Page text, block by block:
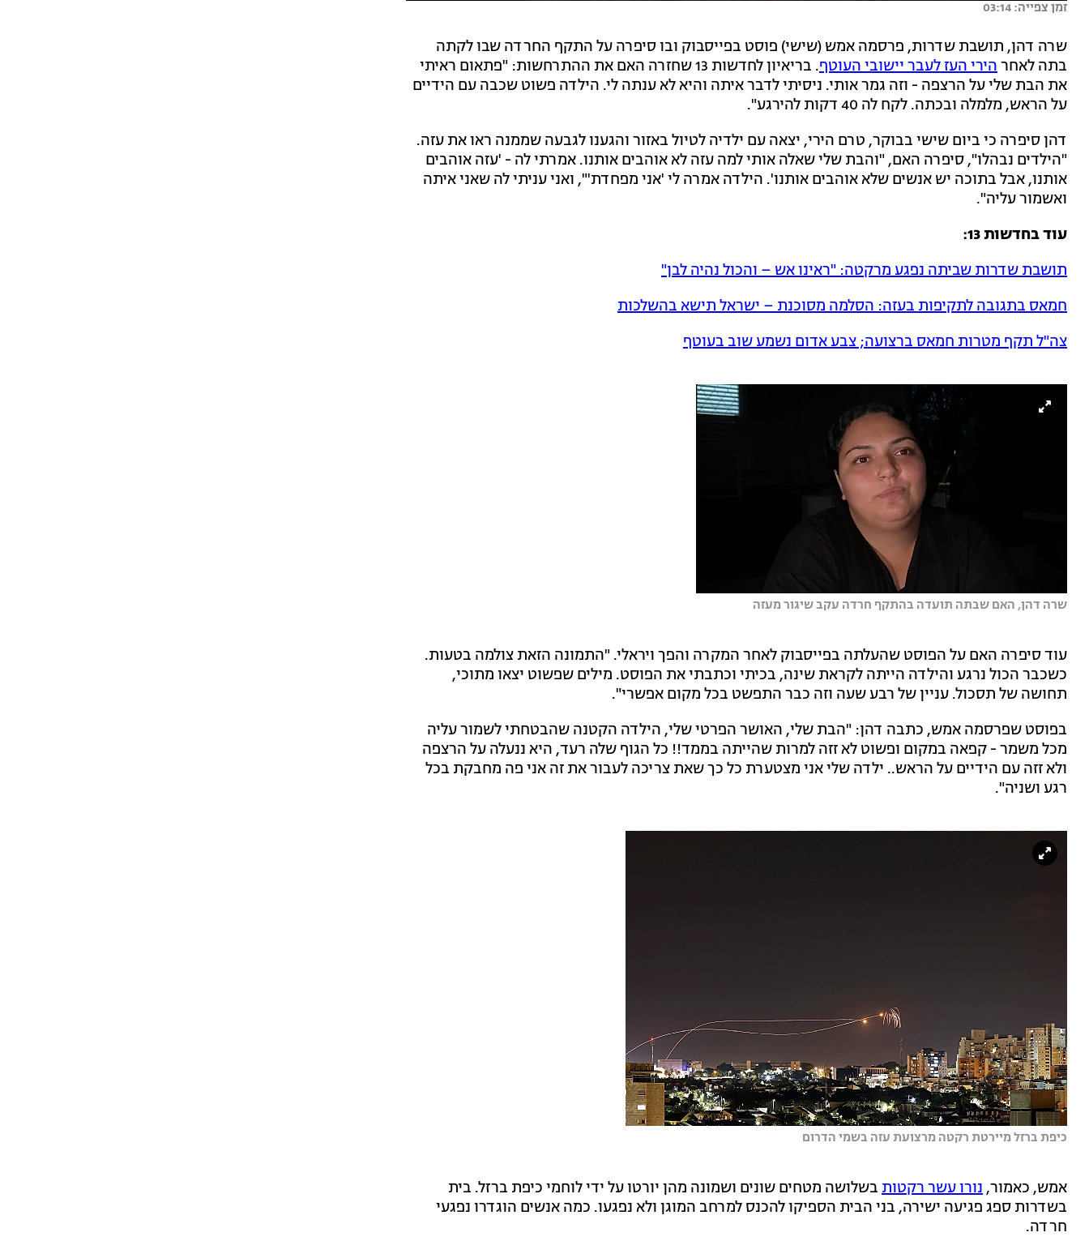
זמן צפייה: 03:14
שרה דהן, תושבת שדרות, פרסמה אמש (שישי) פוסט בפייסבוק ובו סיפרה על התקף החרדה שבו לקתה
בתה לאחרהירי העז לעבר יישובי העוטף
. בריאיון לחדשות 13 שחזרה האם את ההתרחשות: "פתאום ראיתי
את הבת שלי על הרצפה - וזה גמר אותי. ניסיתי לדבר איתה והיא לא ענתה לי. הילדה פשוט שכבה עם הידיים
על הראש, מלמלה ובכתה. לקח לה 40 דקות להירגע".
דהן סיפרה כי ביום שישי בבוקר, טרם הירי, יצאה עם ילדיה לטיול באזור והגענו לגבעה שממנה ראו את עזה.
"הילדים נבהלו", סיפרה האם, "והבת שלי שאלה אותי למה עזה לא אוהבים אותנו. אמרתי לה - 'עזה אוהבים
אותנו, אבל בתוכה יש אנשים שלא אוהבים אותנו'. הילדה אמרה לי 'אני מפחדת'", ואני עניתי לה שאני איתה
ואשמור עליה".
עוד בחדשות 13:
תושבת שדרות שביתה נפגע מרקטה: "ראינו אש – והכול נהיה לבן"
חמאס בתגובה לתקיפות בעזה: הסלמה מסוכנת – ישראל תישא בהשלכות
צה"ל תקף מטרות חמאס ברצועה; צבע אדום נשמע שוב בעוטף
שרה דהן, האם שבתה תועדה בהתקף חרדה עקב שיגור מעזה
עוד סיפרה האם על הפוסט שהעלתה בפייסבוק לאחר המקרה והפך ויראלי. "התמונה הזאת צולמה בטעות.
כשכבר הכול נרגע והילדה הייתה לקראת שינה, בכיתי וכתבתי את הפוסט. מילים שפשוט יצאו מתוכי,
תחושה של תסכול. עניין של רבע שעה וזה כבר התפשט בכל מקום אפשרי".
בפוסט שפרסמה אמש, כתבה דהן: "הבת שלי, האושר הפרטי שלי, הילדה הקטנה שהבטחתי לשמור עליה
מכל משמר - קפאה במקום ופשוט לא זזה למרות שהייתה בממד!! כל הגוף שלה רעד, היא ננעלה על הרצפה
ולא זזה עם הידיים על הראש.. ילדה שלי אני מצטערת כל כך שאת צריכה לעבור את זה אני פה מחבקת בכל
רגע ושניה".
כיפת ברזל מיירטת רקטה מרצועת עזה בשמי הדרום
אמש, כאמור,נורו עשר רקטות בשלושה מטחים שונים ושמונה מהן יורטו על ידי לוחמי כיפת ברזל. בית
בשדרות ספג פגיעה ישירה, בני הבית הספיקו להכנס למרחב המוגן ולא נפגעו. כמה אנשים הוגדרו נפגעי
חרדה.